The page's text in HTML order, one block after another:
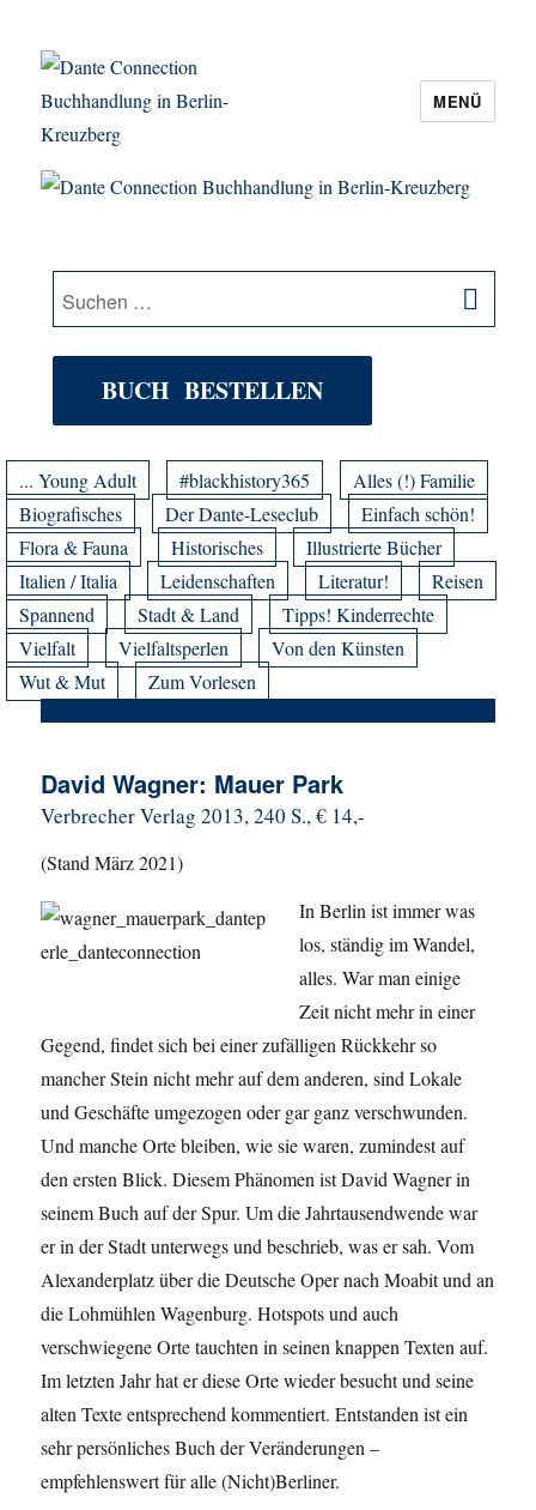
Dante Connection Buchhandlung in
MENÜ
Suche
nach:
BUCH BESTELLEN
... Young Adult #blackhistory365
Alles (!) Familie
Biografisches
Der Dante-Leseclub
Einfach schön!
Flora & Fauna
Historisches
Illustrierte Bücher
Italien / Italia
Leidenschaften Literatur!
Reisen
Spannend
Stadt & Land
Tipps! Kinderrechte
Vielfalt
Vielfaltsperlen
Von den Künsten
Wut & Mut
Zum Vorlesen
David Wagner: Mauer Park
Verbrecher Verlag 2013, 240 S., € 14,-
(Stand März 2021)
In Berlin ist immer was
los, ständig im Wandel,
alles. War man einige
Zeit nicht mehr in einer
Gegend, findet sich bei einer zufälligen Rückkehr so
mancher Stein nicht mehr auf dem anderen, sind Lokale
und Geschäfte umgezogen oder gar ganz verschwunden.
Und manche Orte bleiben, wie sie waren, zumindest auf
den ersten Blick. Diesem Phänomen ist David Wagner in
seinem Buch auf der Spur. Um die Jahrtausendwende war
er in der Stadt unterwegs und beschrieb, was er sah. Vom
Alexanderplatz über die Deutsche Oper nach Moabit und an
die Lohmühlen Wagenburg. Hotspots und auch
verschwiegene Orte tauchten in seinen knappen Texten auf.
Im letzten Jahr hat er diese Orte wieder besucht und seine
alten Texte entsprechend kommentiert. Entstanden ist ein
sehr persönliches Buch der Veränderungen –
empfehlenswert für alle (Nicht)Berliner.